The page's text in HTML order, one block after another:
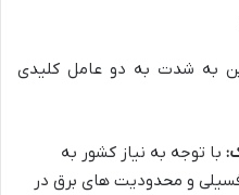
به شدت به دو عامل کلیدی
با توجه به نیاز کشور به
و محدودیت های برق در